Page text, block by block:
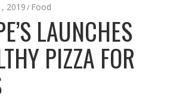
2019 Food
LAUNCHES
PIZZA FOR